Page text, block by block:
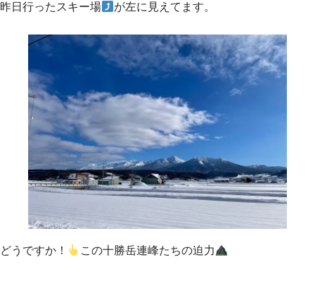
昨日行ったスキー場 が左に見えてます。
どうですか！ この十勝岳連峰たちの迫力